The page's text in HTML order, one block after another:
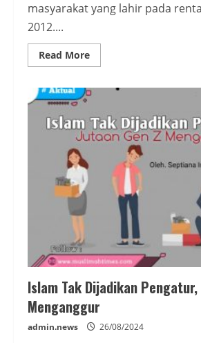
masyarakat yang lahir pada
2012....
Read MoreRead
more
Z
Melek
Politik
Islam
Islam Tak Dijadikan Pengatur,
Menganggur
admin.news 26/08/2024